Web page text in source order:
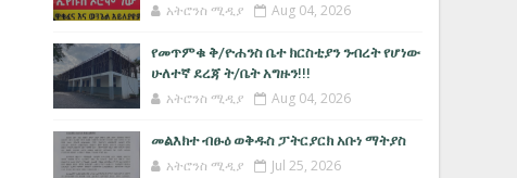
አትሮንስ ሚዲያ Aug 04, 2026
የመጥምቁ ቅ/ዮሐንስ ቤተ ክርስቲያን ንብረት የሆነው
ሁለተኛ ደረጃ ት/ቤት አግዙን!!!
አትሮንስ ሚዲያ Aug 04, 2026
መልእክተ ብፁዕ ወቅዱስ ፓትርያርክ አቡነ ማትያስ
አትሮንስ ሚዲያ Jul 25, 2026